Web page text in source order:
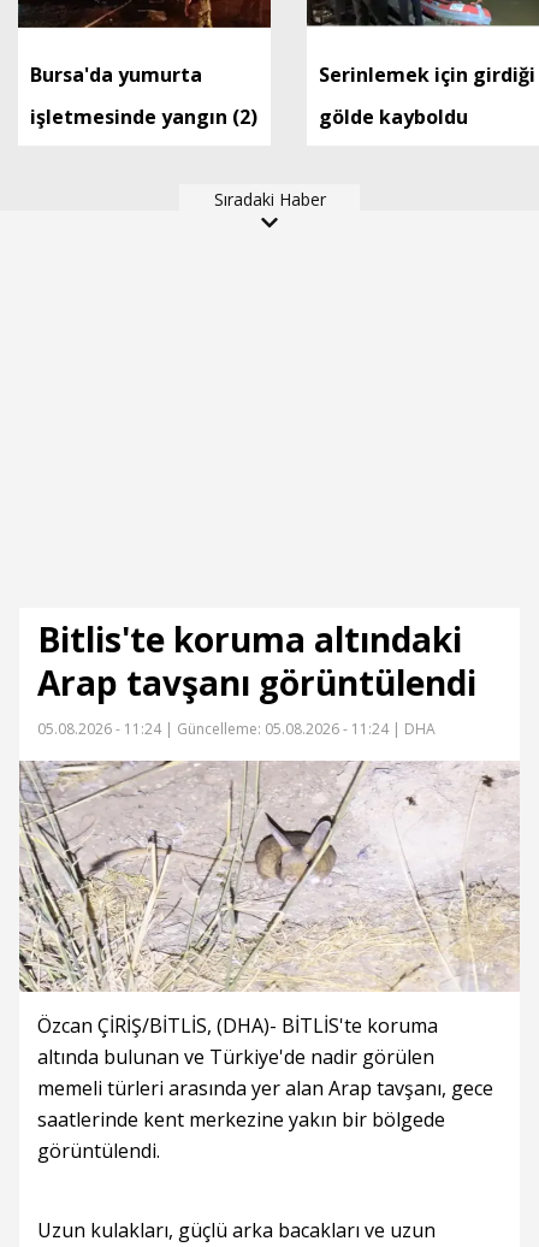
Bursa'da yumurta
işletmesinde yangın (2)
Serinlemek için girdiği
gölde kayboldu
Sıradaki Haber
Bitlis'te koruma altındaki
Arap tavşanı görüntülendi
05.08.2026 - 11:24 | Güncelleme: 05.08.2026 - 11:24 | DHA
Özcan ÇİRİŞ/BİTLİS, (DHA)- BİTLİS'te koruma
altında bulunan ve Türkiye'de nadir görülen
memeli türleri arasında yer alan Arap tavşanı, gece
saatlerinde kent merkezine yakın bir bölgede
görüntülendi.
Uzun kulakları, güçlü arka bacakları ve uzun